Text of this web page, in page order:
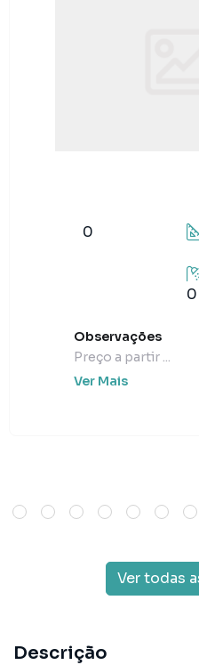
0
0
Observações
Preço a partir ...
Ver Mais
Ver todas
Descrição